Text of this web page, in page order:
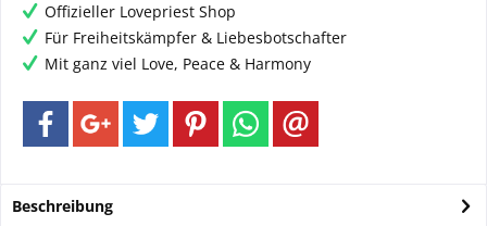
Offizieller Lovepriest Shop
Für Freiheitskämpfer & Liebesbotschafter
Mit ganz viel Love, Peace & Harmony
Beschreibung